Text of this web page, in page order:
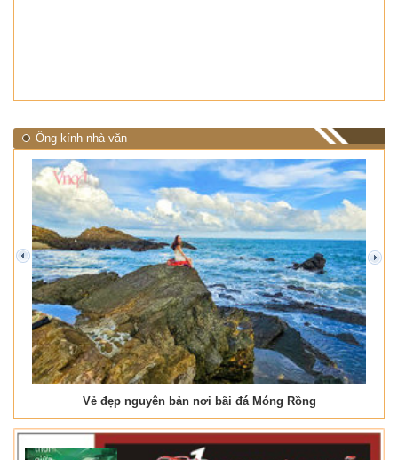
Ống kính nhà văn
Vẻ đẹp nguyên bản nơi bãi đá Móng Rồng
prev next